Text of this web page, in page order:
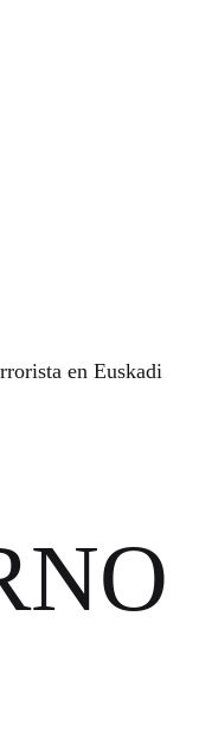
en Euskadi